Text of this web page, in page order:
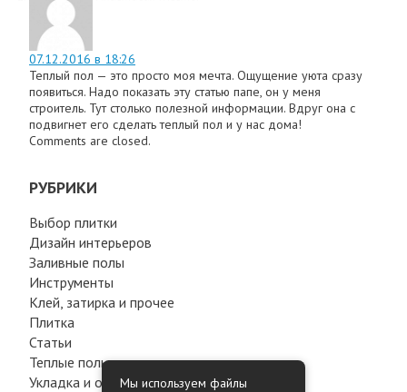
07.12.2016 в 18:26
Теплый пол — это просто моя мечта. Ощущение уюта сразу
появиться. Надо показать эту статью папе, он у меня
строитель. Тут столько полезной информации. Вдруг она с
подвигнет его сделать теплый пол и у нас дома!
Comments are closed.
РУБРИКИ
Выбор плитки
Дизайн интерьеров
Заливные полы
Инструменты
Клей, затирка и прочее
Плитка
Статьи
Теплые полы
Укладка и обработка материалов
Мы используем файлы